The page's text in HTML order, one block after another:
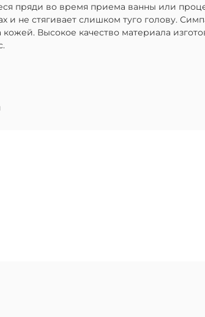
пряди во время приема ванны или
и не стягивает слишком туго голову.
Высокое качество материала